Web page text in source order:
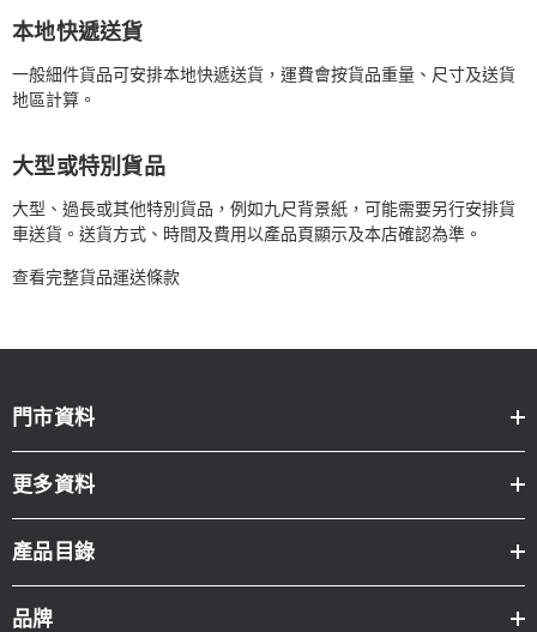
本地快遞送貨
一般細件貨品可安排本地快遞送貨，運費會按貨品重量、尺寸及送貨
地區計算。
大型或特別貨品
大型、過長或其他特別貨品，例如九尺背景紙，可能需要另行安排貨
車送貨。送貨方式、時間及費用以產品頁顯示及本店確認為準。
查看完整貨品運送條款
門市資料
更多資料
產品目錄
品牌